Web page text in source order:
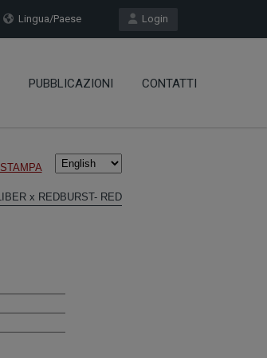
Login
Lingua/Paese
PUBBLICAZIONI CONTATTI